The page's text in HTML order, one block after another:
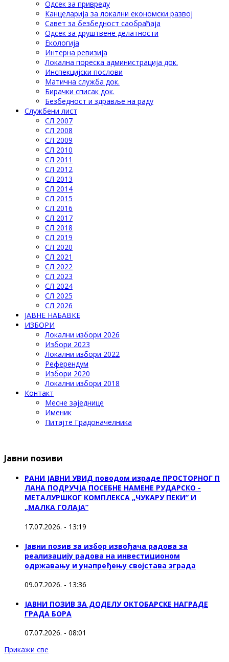
Одсек за привреду
Канцеларија за локални економски развој
Савет за безбедност саобраћаја
Одсек за друштвене делатности
Eкологија
Интерна ревизија
Локална пореска администрација док.
Инспекцијски послови
Матична служба док.
Бирачки списак док.
Безбедност и здравље на раду
Службени лист
СЛ 2007
СЛ 2008
СЛ 2009
СЛ 2010
СЛ 2011
СЛ 2012
СЛ 2013
СЛ 2014
СЛ 2015
СЛ 2016
СЛ 2017
СЛ 2018
СЛ 2019
СЛ 2020
СЛ 2021
СЛ 2022
СЛ 2023
СЛ 2024
СЛ 2025
СЛ 2026
ЈАВНЕ НАБАВКЕ
ИЗБОРИ
Локални избори 2026
Избори 2023
Локални избори 2022
Референдум
Избори 2020
Локални избори 2018
Контакт
Месне заједнице
Именик
Питајте Градоначелника
Јавни позиви
РАНИ ЈАВНИ УВИД поводом израде ПРОСТОРНОГ П
ЛАНА ПОДРУЧЈА ПОСЕБНЕ НАМЕНЕ РУДАРСКО -
МЕТАЛУРШКОГ КОМПЛЕКСА „ЧУКАРУ ПЕКИ” И
„МАЛКА ГОЛАЈА”
17.07.2026. - 13:19
Јавни позив за избор извођача радова за
реализацију радова на инвестиционом
одржавању и унапређењу својстава зграда
09.07.2026. - 13:36
ЈАВНИ ПОЗИВ ЗА ДОДЕЛУ ОКТOБАРСКЕ НАГРАДЕ
ГРАДА БОРА
07.07.2026. - 08:01
Прикажи све